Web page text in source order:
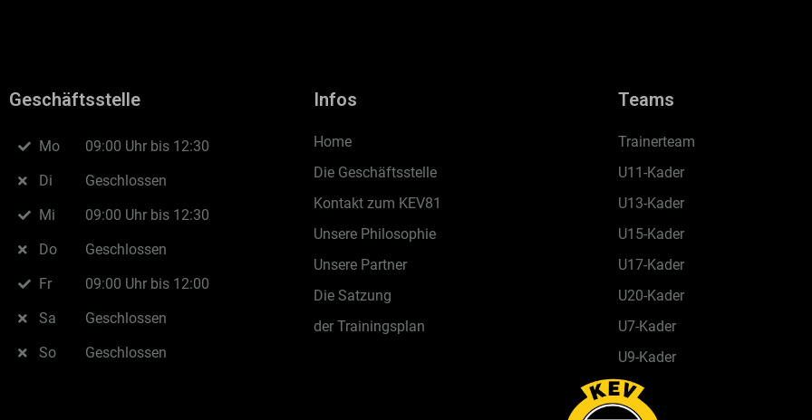
Geschäftsstelle
Mo
Di
Mi
Do
Fr
Sa
So
09:00 Uhr bis 12:30
Geschlossen
09:00 Uhr bis 12:30
Geschlossen
09:00 Uhr bis 12:00
Geschlossen
Geschlossen
Infos
Home
Die Geschäftsstelle
Kontakt zum KEV81
Unsere Philosophie
Unsere Partner
Die Satzung
der Trainingsplan
Teams
Trainerteam
U11-Kader
U13-Kader
U15-Kader
U17-Kader
U20-Kader
U7-Kader
U9-Kader